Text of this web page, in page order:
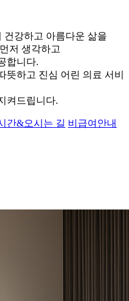
건강하고 아름다운 삶을
저 생각하고
합니다.
뜻하고 진심 어린 의료 서비
켜드립니다.
간&오시는 길 비급여안내